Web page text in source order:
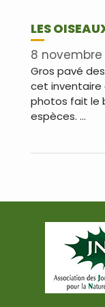
LES
8 novembre
Gros pavé
cet inventaire
photos fait le
espèces. …